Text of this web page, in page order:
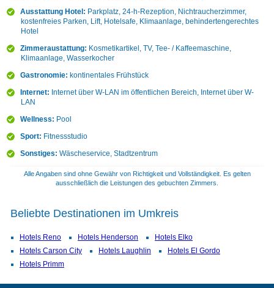
Ausstattung Hotel: Parkplatz, 24-h-Rezeption, Nichtraucherzimmer,
kostenfreies Parken, Lift, Hotelsafe, Klimaanlage, behindertengerechtes
Hotel
Zimmeraustattung: Kosmetikartikel, TV, Tee- / Kaffeemaschine,
Klimaanlage, Wasserkocher
Gastronomie: kontinentales Frühstück
Internet: Internet über W-LAN im öffentlichen Bereich, Internet über W-
LAN
Wellness: Pool
Sport: Fitnessstudio
Sonstiges: Wäscheservice, Stadtzentrum
Alle Angaben sind ohne Gewähr von Richtigkeit und Vollständigkeit. Es gelten
ausschließlich die Leistungen des gebuchten Zimmers.
Beliebte Destinationen im Umkreis
Hotels Reno Hotels Henderson
Hotels Elko
Hotels Carson City
Hotels Laughlin
Hotels El Gordo
Hotels Primm